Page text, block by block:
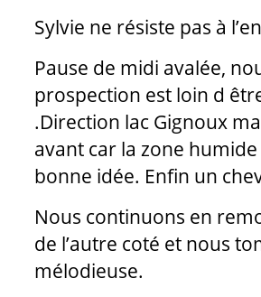
Sylvie ne résiste pas à
Pause de midi avalée,
prospection est loin d
.Direction lac Gignoux
avant car la zone humide
bonne idée. Enfin un
Nous continuons en
de l’autre coté et nous
mélodieuse.